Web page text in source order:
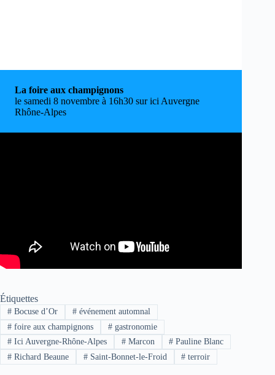
La foire aux champignons
le samedi 8 novembre à 16h30 sur ici Auvergne
Rhône-Alpes
Étiquettes
#Bocuse d’Or #événement automnal
#foire aux champignons #gastronomie
#Ici Auvergne-Rhône-Alpes #Marcon # Pauline Blanc
#Richard Beaune #Saint-Bonnet-le-Froid # terroir